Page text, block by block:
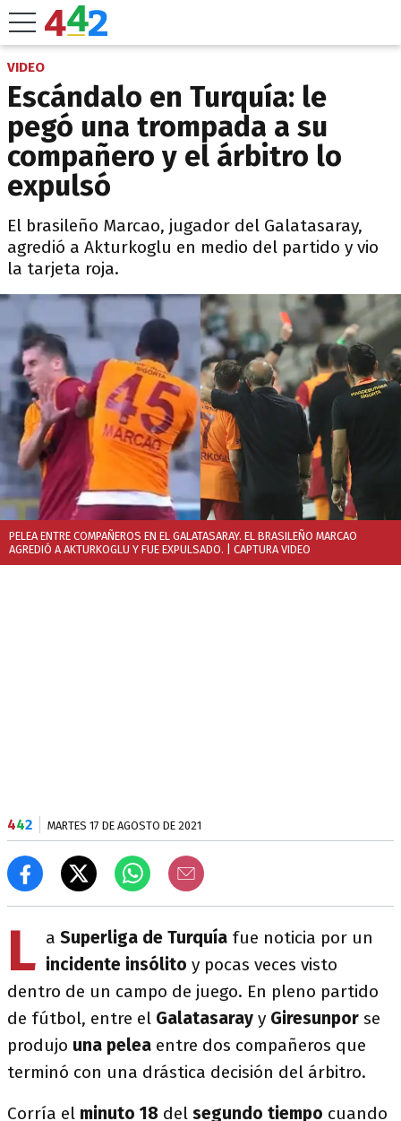
VIDEO
Escándalo en Turquía: le
pegó una trompada a su
compañero y el árbitro lo
expulsó
El brasileño Marcao, jugador del Galatasaray,
agredió a Akturkoglu en medio del partido y vio
la tarjeta roja.
PELEA ENTRE COMPAÑEROS EN EL GALATASARAY. EL BRASILEÑO MARCAO
AGREDIÓ A AKTURKOGLU Y FUE EXPULSADO.
| CAPTURA VIDEO
442 MARTES 17 DE AGOSTO DE 2021
L a Superliga de Turquía fue noticia por un
incidente insólito y pocas veces visto
dentro de un campo de juego. En pleno partido
de fútbol, entre el Galatasaray y Giresunpor se
produjo una pelea entre dos compañeros que
terminó con una drástica decisión del árbitro.
Corría el minuto 18 del segundo tiempo cuando